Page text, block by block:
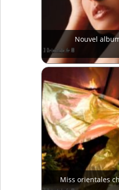
Nouvel
Miss orientales